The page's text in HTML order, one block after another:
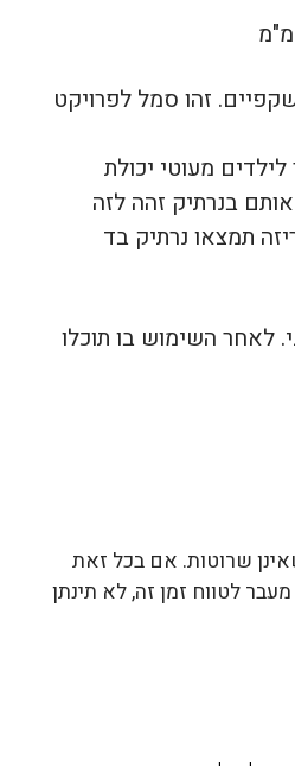
מ"מ
זהו סמל לפרויקט
מעוטי יכולת
בנרתיק זהה לזה
תמצאו נרתיק בד
לאחר השימוש בו תוכלו
שרוטות. אם בכל זאת
לטווח זמן זה, לא תינתן